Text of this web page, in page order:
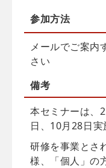
参加方法
メールでご案内
さい
備考
本セミナーは、
日、10月28日
研修を事業とさ
様、「個人」の